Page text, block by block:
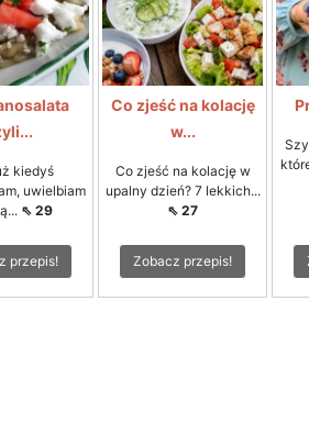
kiedyś
uwielbiam
⇖ 29
przepis!
Co zjeść na kolację
w...
Co zjeść na kolację w
upalny dzień? 7 lekkich...
⇖ 27
Zobacz przepis!